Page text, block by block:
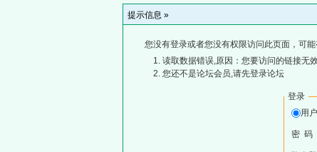
提示信息 »
您没有登录或者您没有权限访问此页面，可
读取数据错误,原因：您要访问的链接无
您还不是论坛会员,请先登录论坛
登录
用
密 码